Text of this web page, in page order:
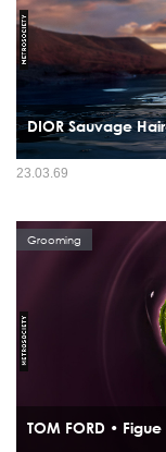
DIOR Sauvage
Sauvage สะท้อนถึงพลังค
จิตวิญญาณนี้ ไลน์
23.03.69
TOM FORD •
Grooming